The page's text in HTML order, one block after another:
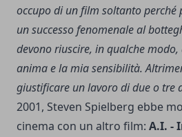
occupo di un film soltanto perché
un successo fenomenale al
devono riuscire, in qualche
anima e la mia sensibilità.
giustificare un lavoro di due o tre
2001, Steven Spielberg ebbe
cinema con un altro film: A.I. -